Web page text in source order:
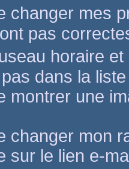
changer mes
pas
horaire
dans la
montrer une
changer mon
sur le lien e-